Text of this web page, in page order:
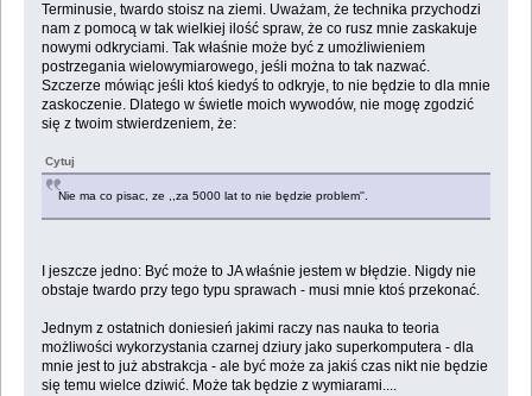
Terminusie, twardo stoisz na ziemi. Uważam, że technika przychodzi
nam z pomocą w tak wielkiej ilość spraw, że co rusz mnie zaskakuje
nowymi odkryciami. Tak właśnie może być z umożliwieniem
postrzegania wielowymiarowego, jeśli można to tak nazwać.
Szczerze mówiąc jeśli ktoś kiedyś to odkryje, to nie będzie to dla mnie
zaskoczenie. Dlatego w świetle moich wywodów, nie mogę zgodzić
się z twoim stwierdzeniem, że:
Cytuj
Nie ma co pisac, ze ,,za 5000 lat to nie będzie problem''.
I jeszcze jedno: Być może to JA właśnie jestem w błędzie. Nigdy nie
obstaje twardo przy tego typu sprawach - musi mnie ktoś przekonać.
Jednym z ostatnich doniesień jakimi raczy nas nauka to teoria
możliwości wykorzystania czarnej dziury jako superkomputera - dla
mnie jest to już abstrakcja - ale być może za jakiś czas nikt nie będzie
się temu wielce dziwić. Może tak będzie z wymiarami....